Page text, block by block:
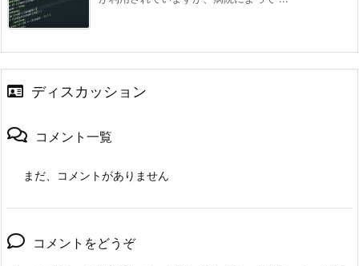
ディスカッション
コメント一覧
まだ、コメントがありません
コメントをどうぞ